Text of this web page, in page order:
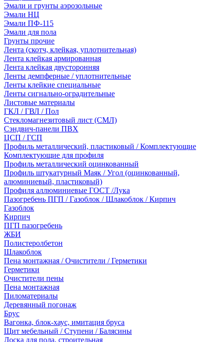
Эмали и грунты аэрозольные
Эмали НЦ
Эмали ПФ-115
Эмали для пола
Грунты прочие
Лента (скотч, клейкая, уплотнительная)
Лента клейкая армированная
Лента клейкая двусторонняя
Ленты демпферные / уплотнительные
Ленты клейкие специальные
Ленты сигнально-оградительные
Листовые материалы
ГКЛ / ГВЛ / Пол
Стекломагнезитовый лист (СМЛ)
Сэндвич-панели ПВХ
ЦСП / ГСП
Профиль металлический, пластиковый / Комплектующие
Комплектующие для профиля
Профиль металлический оцинкованный
Профиль штукатурный Маяк / Угол (оцинкованный,
алюминиевый, пластиковый)
Профиля аллюминиевые ГОСТ /Лука
Пазогребень ПГП / Газоблок / Шлакоблок / Кирпич
Газоблок
Кирпич
ПГП пазогребень
ЖБИ
Полистеролбетон
Шлакоблок
Пена монтажная / Очистители / Герметики
Герметики
Очистители пены
Пена монтажная
Пиломатериалы
Деревянный погонаж
Брус
Вагонка, блок-хаус, имитация бруса
Щит мебельный / Ступени / Балясины
Доска для пола, строительная